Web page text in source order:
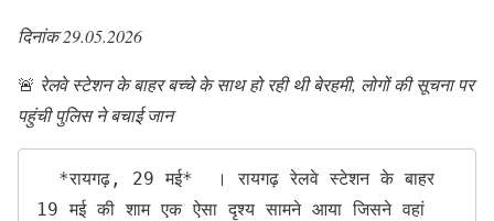
दिनांक 29.05.2026
🚨 रेलवे स्टेशन के बाहर बच्चे के साथ हो रही थी बेरहमी, लोगों की सूचना पर
पहुंची पुलिस ने बचाई जान
19 मई की शाम एक ऐसा दृश्य सामने आया जिसने वहां